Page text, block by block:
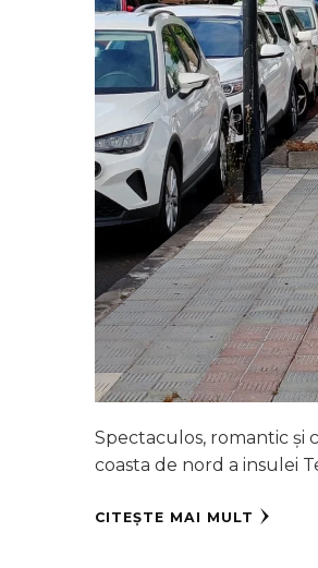
Spectaculos, romantic și
coasta de nord a insulei
CITEȘTE MAI MULT